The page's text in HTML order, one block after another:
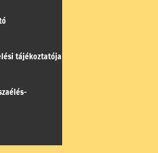
tájékoztatója